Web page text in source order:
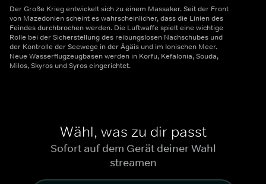
Der Große Krieg entwickelt sich zu einem Massaker. Seit der Front
von Mazedonien scheint es wahrscheinlicher, dass die Linien des
Feindes durchbrochen werden. Die Luftwaffe spielt eine wichtige
Rolle bei der Sicherstellung des reibungslosen Nachschubes und
der Kontrolle der Seewege in der Ägäis und im Ionischen Meer.
Neue Wasserflugzeugbasen werden in Korfu, Kefalonia, Souda,
Milos, Skyros und Syros eingerichtet.
Wähl, was zu dir passt
Sofort auf dem Gerät deiner Wahl
streamen